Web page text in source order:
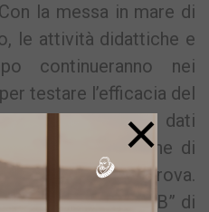
la messa in mare di
le attività didattiche e
continueranno nei
testare l’efficacia del
dei dati
progettazione di
la rete di prova.
bando “NoPlanetB” di
×